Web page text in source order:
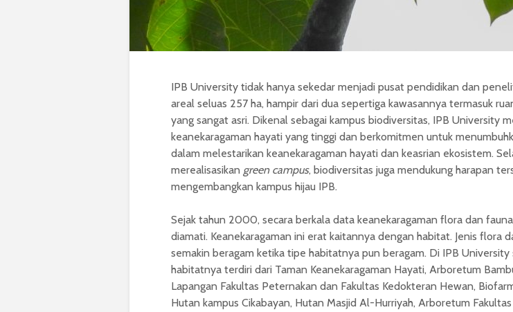
IPB University tidak hanya sekedar menjadi pusat pendidikan dan
areal seluas 257 ha, hampir dari dua sepertiga kawasannya termasuk
yang sangat asri. Dikenal sebagai kampus biodiversitas, IPB University
keanekaragaman hayati yang tinggi dan berkomitmen untuk
dalam melestarikan keanekaragaman hayati dan keasrian ekosistem.
merealisasikan green campus, biodiversitas juga mendukung harapan
mengembangkan kampus hijau IPB.
Sejak tahun 2000, secara berkala data keanekaragaman flora dan
diamati. Keanekaragaman ini erat kaitannya dengan habitat. Jenis flora
semakin beragam ketika tipe habitatnya pun beragam. Di IPB University
habitatnya terdiri dari Taman Keanekaragaman Hayati, Arboretum
Lapangan Fakultas Peternakan dan Fakultas Kedokteran Hewan,
Hutan kampus Cikabayan, Hutan Masjid Al-Hurriyah, Arboretum